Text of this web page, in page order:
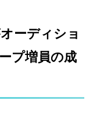
ーディショ
プ増員の成